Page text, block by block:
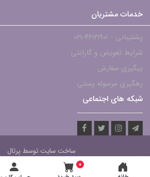
0
خدمات مشتریان
پشتیبانی - ۴۶۱۲۱۹۰۱-021
شرایط تعویض و گارانتی
پیگیری سفارش
رهگیری مرسوله پستی
شبکه های اجتماعی
ساخت سایت توسطپرتال